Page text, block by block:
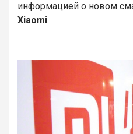
информацией о новом
Xiaomi.